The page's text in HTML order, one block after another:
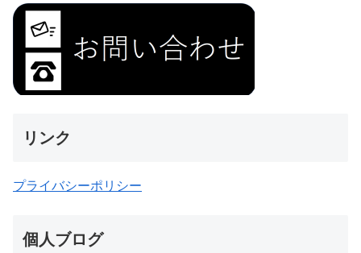
リンク
プライバシーポリシー
個人ブログ